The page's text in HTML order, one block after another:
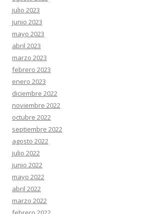
julio 2023
junio 2023
mayo 2023
abril 2023
marzo 2023
febrero 2023
enero 2023
diciembre 2022
noviembre 2022
octubre 2022
septiembre 2022
agosto 2022
julio 2022
junio 2022
mayo 2022
abril 2022
marzo 2022